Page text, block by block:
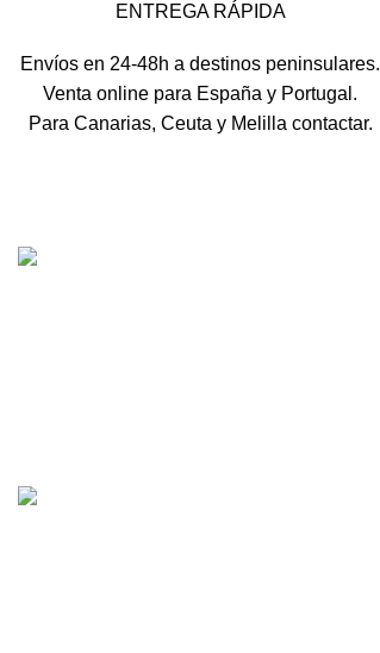
ENTREGA RÁPIDA
Envíos en 24-48h a destinos peninsulares.
Venta online para España y Portugal.
Para Canarias, Ceuta y Melilla contactar.